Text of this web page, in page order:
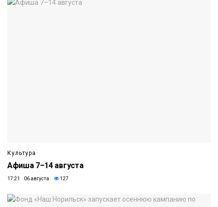
Культура
Афиша 7–14 августа
17:21 06 августа 127